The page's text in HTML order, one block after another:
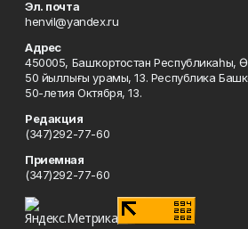
Эл. почта
henvil@yandex.ru
Адрес
450005, Башҡортостан Республикаһы,
50 йыллығы урамы, 13. Республика
50-летия Октября, 13.
Редакция
(347)292-77-60
Приемная
(347)292-77-60